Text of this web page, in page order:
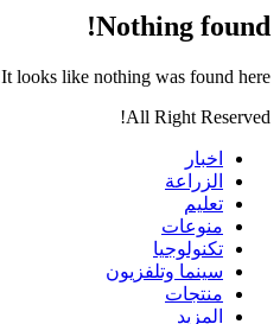
Nothing found!
It looks like nothing was found here!
All Right Reserved!
اخبار
الزراعة
تعليم
منوعات
تكنولوجيا
سينما وتلفزيون
منتجات
المزيد